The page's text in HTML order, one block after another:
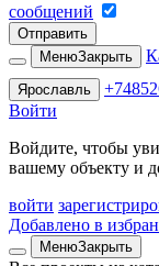
сообщений
Отправить
МенюЗакрыть
Ярославль
Войти
Войдите, чтобы
вашему объекту и
войти
Добавлено в
МенюЗакрыть